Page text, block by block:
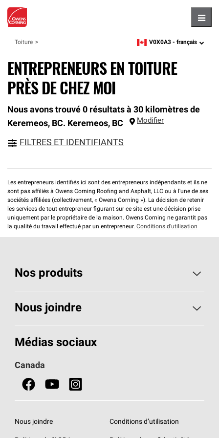
Toiture zipcode,language
V0X0A3 - français
ENTREPRENEURS EN TOITURE
PRÈS DE CHEZ MOI
Nous avons trouvé 0 résultats à 30 kilomètres de
Keremeos, BC. Keremeos, BC Modifier
FILTRES ET IDENTIFIANTS
Les entrepreneurs identifiés ici sont des entrepreneurs indépendants et ils ne
sont pas affiliés à Owens Corning Roofing and Asphalt, LLC ou à l'une de ses
sociétés affiliées (collectivement, « Owens Corning »). La décision de retenir
les services de tout entrepreneur figurant sur ce site est une décision prise
uniquement par le propriétaire de la maison. Owens Corning ne garantit pas
la qualité du travail effectué par un entrepreneur. Conditions d’utilisation
Nos produits
Toiture
Isolants pour usage résidentiel
Portes
Nous joindre
Composez le 1 800 438-7465
Médias sociaux
Canada
Nous joindre Conditions d’utilisation